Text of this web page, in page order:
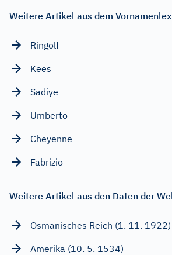
Weitere Artikel aus dem
Ringolf
Kees
Sadiye
Umberto
Cheyenne
Fabrizio
Weitere Artikel aus den Daten der
Osmanisches Reich (1. 11. 1922)
Amerika (10. 5. 1534)